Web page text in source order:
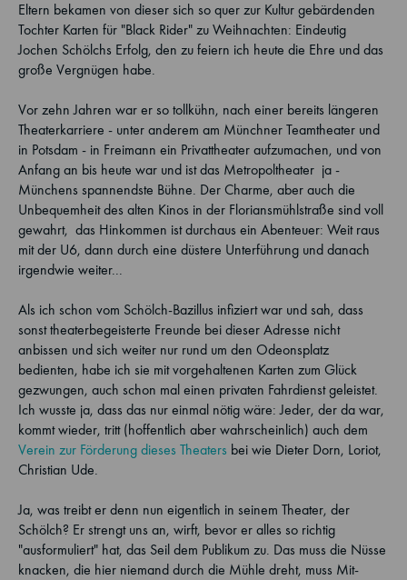
Eltern bekamen von dieser sich so quer zur Kultur gebärdenden
Tochter Karten für "Black Rider" zu Weihnachten: Eindeutig
Jochen Schölchs Erfolg, den zu feiern ich heute die Ehre und das
große Vergnügen habe.
Vor zehn Jahren war er so tollkühn, nach einer bereits längeren
Theaterkarriere - unter anderem am Münchner Teamtheater und
in Potsdam - in Freimann ein Privattheater aufzumachen, und von
Anfang an bis heute war und ist das Metropoltheater ­ ja -
Münchens spannendste Bühne. Der Charme, aber auch die
Unbequemheit des alten Kinos in der Floriansmühlstraße sind voll
gewahrt, ­ das Hinkommen ist durchaus ein Abenteuer: Weit raus
mit der U6, dann durch eine düstere Unterführung und danach
irgendwie weiter...
Als ich schon vom Schölch-Bazillus infiziert war und sah, dass
sonst theaterbegeisterte Freunde bei dieser Adresse nicht
anbissen und sich weiter nur rund um den Odeonsplatz
bedienten, habe ich sie mit vorgehaltenen Karten zum Glück
gezwungen, auch schon mal einen privaten Fahrdienst geleistet.
Ich wusste ja, dass das nur einmal nötig wäre: Jeder, der da war,
kommt wieder, tritt (hoffentlich aber wahrscheinlich) auch dem
Verein zur Förderung dieses Theaters bei wie Dieter Dorn, Loriot,
Christian Ude.
Ja, was treibt er denn nun eigentlich in seinem Theater, der
Schölch? Er strengt uns an, wirft, bevor er alles so richtig
"ausformuliert" hat, das Seil dem Publikum zu. Das muss die Nüsse
knacken, die hier niemand durch die Mühle dreht, muss Mit-